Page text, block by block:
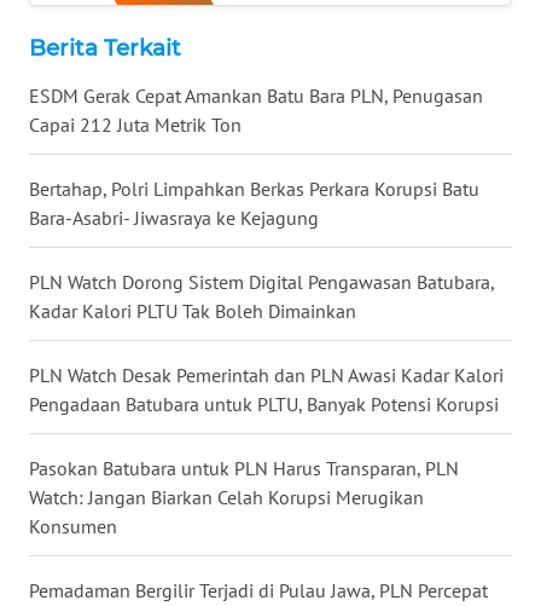
Berita Terkait
ESDM Gerak Cepat Amankan Batu Bara PLN, Penugasan
Capai 212 Juta Metrik Ton
Bertahap, Polri Limpahkan Berkas Perkara Korupsi Batu
Bara-Asabri- Jiwasraya ke Kejagung
PLN Watch Dorong Sistem Digital Pengawasan Batubara,
Kadar Kalori PLTU Tak Boleh Dimainkan
PLN Watch Desak Pemerintah dan PLN Awasi Kadar Kalori
Pengadaan Batubara untuk PLTU, Banyak Potensi Korupsi
Pasokan Batubara untuk PLN Harus Transparan, PLN
Watch: Jangan Biarkan Celah Korupsi Merugikan
Konsumen
Pemadaman Bergilir Terjadi di Pulau Jawa, PLN Percepat
NUSANTARA
WN
JOGJA
WN
JATIM
WN
BALI
WN
KALBAR
WN
KALTENG
WN
KALTARA